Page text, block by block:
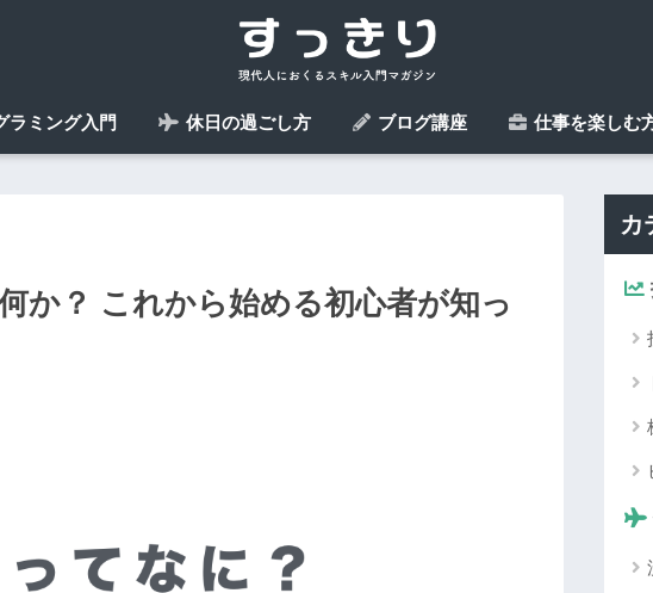
ラミング入門 休日の過ごし方 ブログ講座 仕事を楽しむ
か？ これから始める初心者が知っ
カ